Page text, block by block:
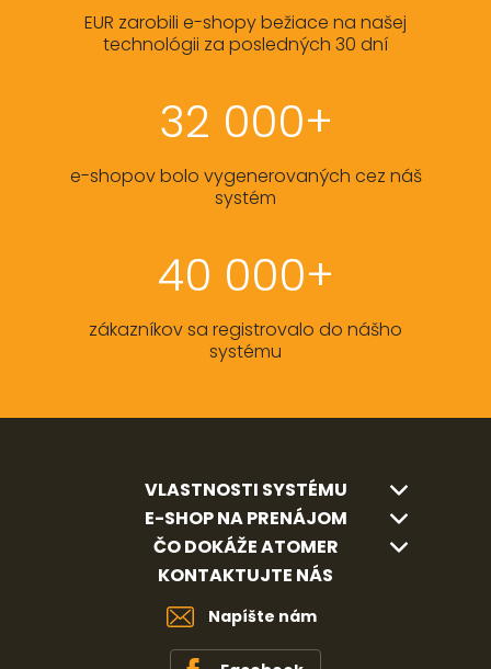
EUR zarobili e-shopy bežiace na našej
technológii za posledných 30 dní
32 000+
e-shopov bolo vygenerovaných cez náš
systém
40 000+
zákazníkov sa registrovalo do nášho
systému
VLASTNOSTI SYSTÉMU
E-SHOP NA PRENÁJOM
ČO DOKÁŽE ATOMER
KONTAKTUJTE NÁS
Napíšte nám